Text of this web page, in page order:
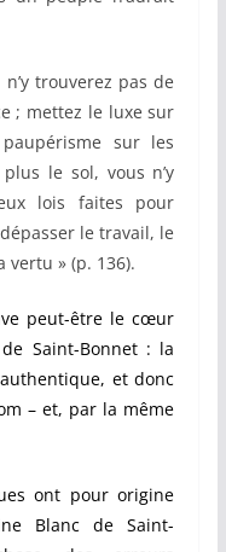
trouverez pas de
; mettez le luxe sur
sur les
le sol, vous n’y
lois faites pour
le travail, le
» (p. 136).
peut-être le cœur
Saint-Bonnet : la
et donc
– et, par la même
ont pour origine
Blanc de Saint-